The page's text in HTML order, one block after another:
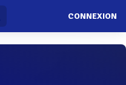
CONNEXION